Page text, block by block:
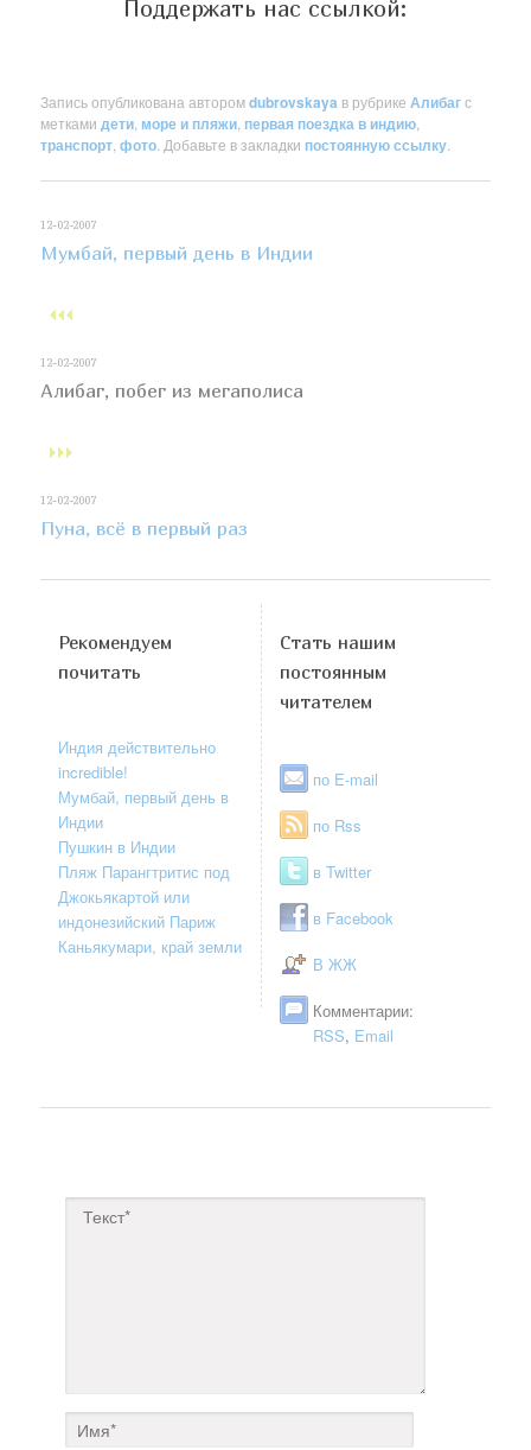
Поддержать нас ссылкой:
Запись опубликована авторомdubrovskaya в рубрикеАлибагс
метками дети море и пляжи первая поездка в индию
транспорт ,фото . Добавьте в закладки постоянную ссылку
12-02-2007
Мумбай, первый день в Индии
12-02-2007
Алибаг, побег из мегаполиса
12-02-2007
Пуна, всё в первый раз
Рекомендуем
почитать
Индия действительно
incredible!
Мумбай, первый день в
Индии
Пушкин в Индии
Пляж Парангтритис под
Джокьякартой или
индонезийский Париж
Каньякумари, край земли
Стать нашим
постоянным
читателем
по E-mail
по Rss
в Twitter
в Facebook
В ЖЖ
Комментарии:
RSS, Email